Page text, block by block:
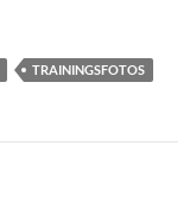
TRAININGSFOTOS